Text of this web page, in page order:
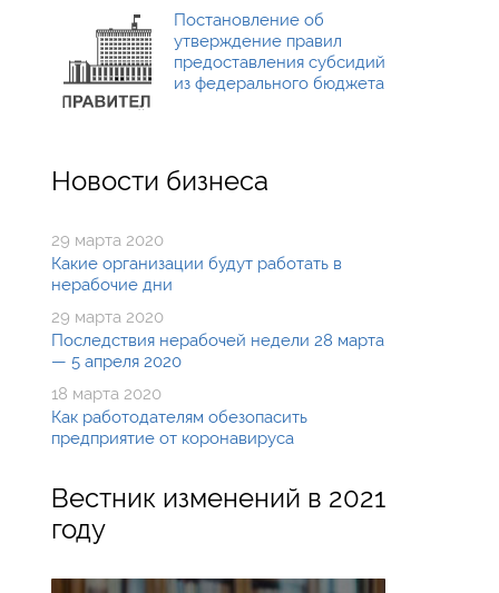
Постановление об
утверждение правил
предоставления субсидий
из федерального бюджета
Новости бизнеса
29 марта 2020
Какие организации будут работать в
нерабочие дни
29 марта 2020
Последствия нерабочей недели 28 марта
— 5 апреля 2020
18 марта 2020
Как работодателям обезопасить
предприятие от коронавируса
Вестник изменений в 2021
году